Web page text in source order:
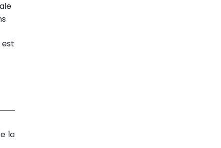
est
la